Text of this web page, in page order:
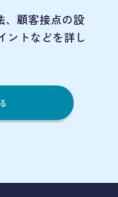
、顧客接点の設
ントなどを詳し